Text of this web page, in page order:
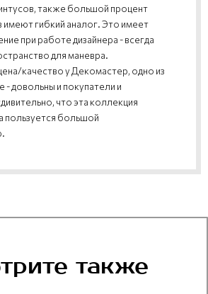
также большой процент
имеют гибкий аналог. Это имеет
при работе дизайнера - всегда
для маневра.
качество у Декомастер, одно из
- довольны и покупатели и
что эта коллекция
пользуется большой
также